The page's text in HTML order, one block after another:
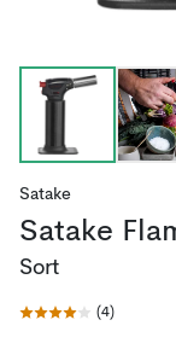
Satake
Satake
Sort
(4)